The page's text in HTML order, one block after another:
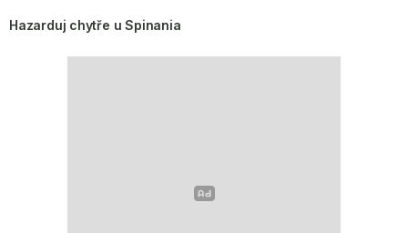
Hazarduj chytře u Spinania